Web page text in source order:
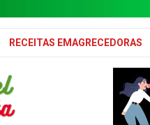
RECEITAS EMAGRECEDORAS